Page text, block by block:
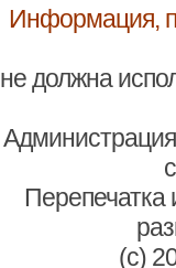
Информация,
не должна
Администрация
(c)